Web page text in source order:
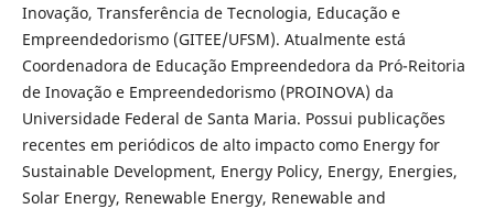
Inovação, Transferência de Tecnologia, Educação e
Empreendedorismo (GITEE/UFSM). Atualmente está
Coordenadora de Educação Empreendedora da Pró-Reitoria
de Inovação e Empreendedorismo (PROINOVA) da
Universidade Federal de Santa Maria. Possui publicações
recentes em periódicos de alto impacto como Energy for
Sustainable Development, Energy Policy, Energy, Energies,
Solar Energy, Renewable Energy, Renewable and